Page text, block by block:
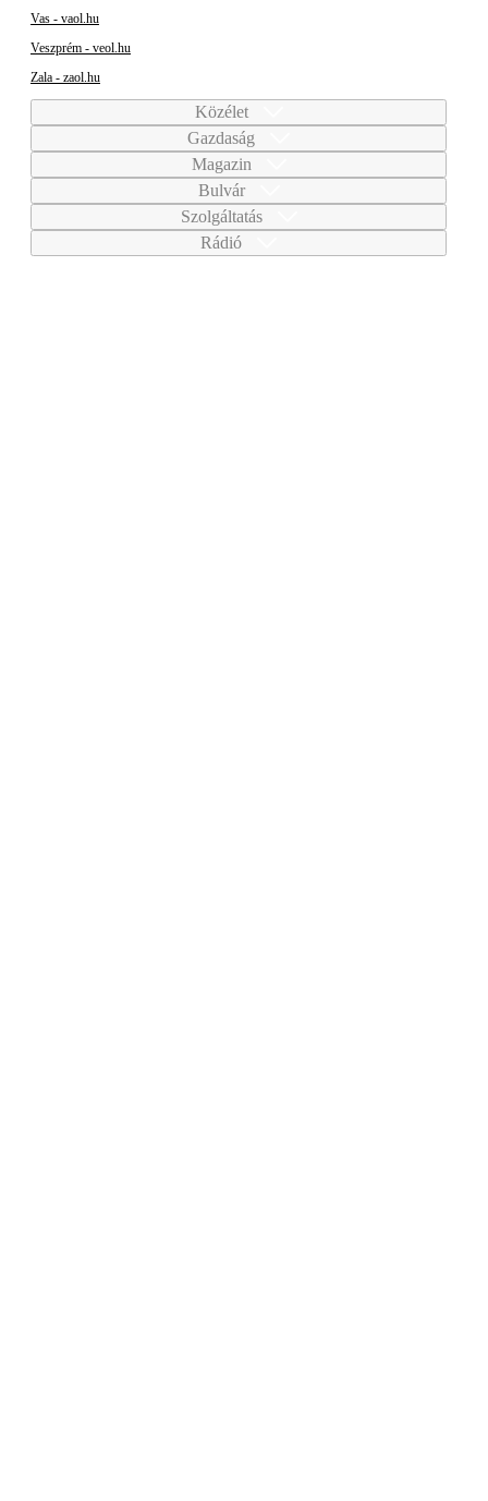
Vas - vaol.hu
Veszprém - veol.hu
Zala - zaol.hu
Közélet
Gazdaság
Magazin
Bulvár
Szolgáltatás
Rádió